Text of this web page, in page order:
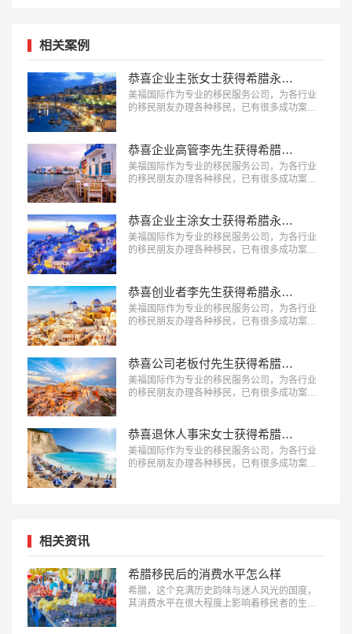
相关案例
恭喜企业主张女士获得希腊永久居留权！
美福国际作为专业的移民服务公司，为各行业
的移民朋友办理各种移民，已有很多成功案
恭喜企业高管李先生获得希腊永久居留权！
美福国际作为专业的移民服务公司，为各行业
的移民朋友办理各种移民，已有很多成功案
恭喜企业主涂女士获得希腊永久居留权！
美福国际作为专业的移民服务公司，为各行业
的移民朋友办理各种移民，已有很多成功案
恭喜创业者李先生获得希腊永久居留权！
美福国际作为专业的移民服务公司，为各行业
的移民朋友办理各种移民，已有很多成功案
恭喜公司老板付先生获得希腊永久居留权！
美福国际作为专业的移民服务公司，为各行业
的移民朋友办理各种移民，已有很多成功案
恭喜退休人事宋女士获得希腊永久居留权！
美福国际作为专业的移民服务公司，为各行业
的移民朋友办理各种移民，已有很多成功案
相关资讯
希腊移民后的消费水平怎么样
希腊，这个充满历史韵味与迷人风光的国度，
其消费水平在很大程度上影响着移民者的生活